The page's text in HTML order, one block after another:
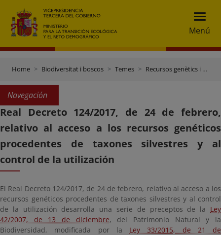
Menú
Home Biodiversitat i boscos Temes Recursos genètics i control del comerç
Navegación
Real Decreto 124/2017, de 24 de febrero,
relativo al acceso a los recursos genéticos
procedentes de taxones silvestres y al
control de la utilización
El Real Decreto 124/2017, de 24 de febrero, relativo al acceso a los
recursos genéticos procedentes de taxones silvestres y al control
de la utilización desarrolla una serie de preceptos de la Ley
42/2007, de 13 de diciembre, del Patrimonio Natural y la
Biodiversidad, modificada por la Ley 33/2015, de 21 de